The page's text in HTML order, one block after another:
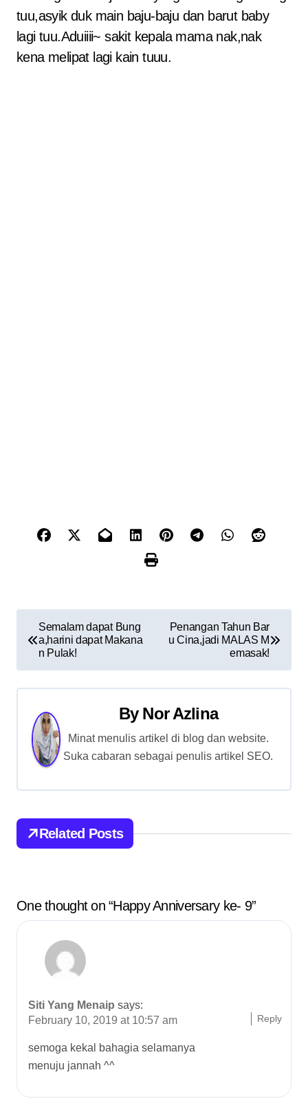
tuu,asyik duk main baju-baju dan barut baby
lagi tuu.Aduiiii~ sakit kepala mama nak,nak
kena melipat lagi kain tuuu.
s
v
i
g
t
i
Semalam dapat Bung
a,harini dapat Makana
n Pulak!
Penangan Tahun Bar
u Cina,jadi MALAS M
emasak!
By Nor Azlina
Minat menulis artikel di blog dan website.
Suka cabaran sebagai penulis artikel SEO.
Related Posts
One thought on “Happy Anniversary ke- 9”
Siti Yang Menaip says:
February 10, 2019 at 10:57 am
semoga kekal bahagia selamanya
menuju jannah ^^
Reply